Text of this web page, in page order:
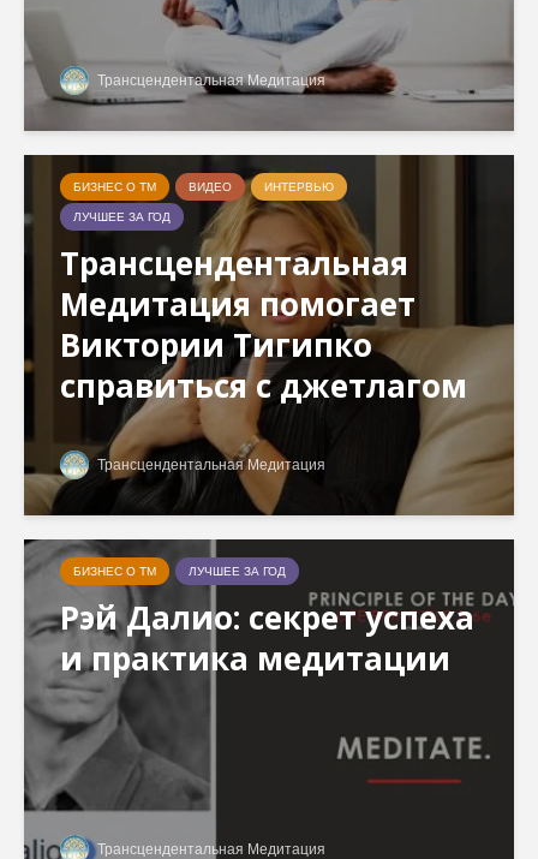
Трансцендентальная Медитация
БИЗНЕС О ТМ ВИДЕО ИНТЕРВЬЮ
ЛУЧШЕЕ ЗА ГОД
Трансцендентальная
Медитация помогает
Виктории Тигипко
справиться с джетлагом
Трансцендентальная Медитация
БИЗНЕС О ТМ ЛУЧШЕЕ ЗА ГОД
Рэй Далио: секрет успеха
и практика медитации
Трансцендентальная Медитация